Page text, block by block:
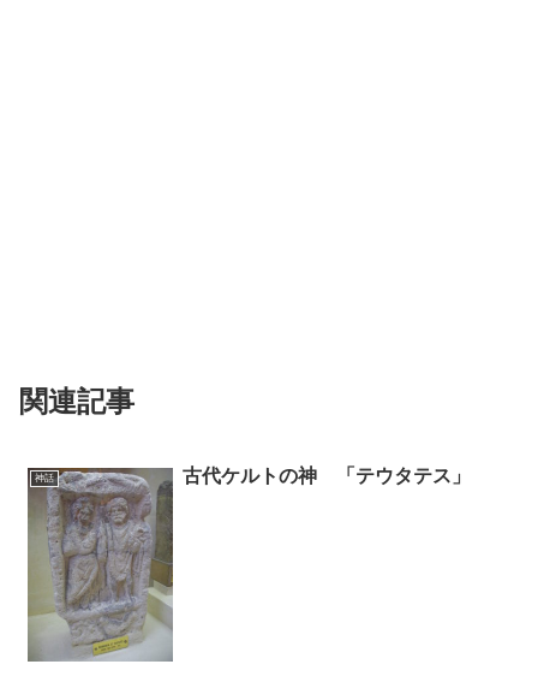
関連記事
神話 古代ケルトの神 「テウタテス」